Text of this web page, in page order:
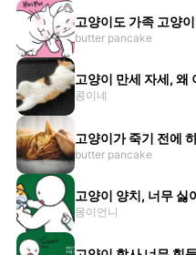
고양이도 가족 고양
butter pancake
고양이 만세 자세, 왜
콩이네
고양이가 죽기 전에
butter pancake
고양이 양치, 너무 싫
몽이언니